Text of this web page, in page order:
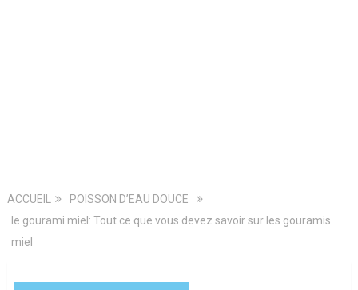
ACCUEIL
POISSON D’EAU DOUCE
le gourami miel: Tout ce que vous devez savoir sur les gouramis
miel